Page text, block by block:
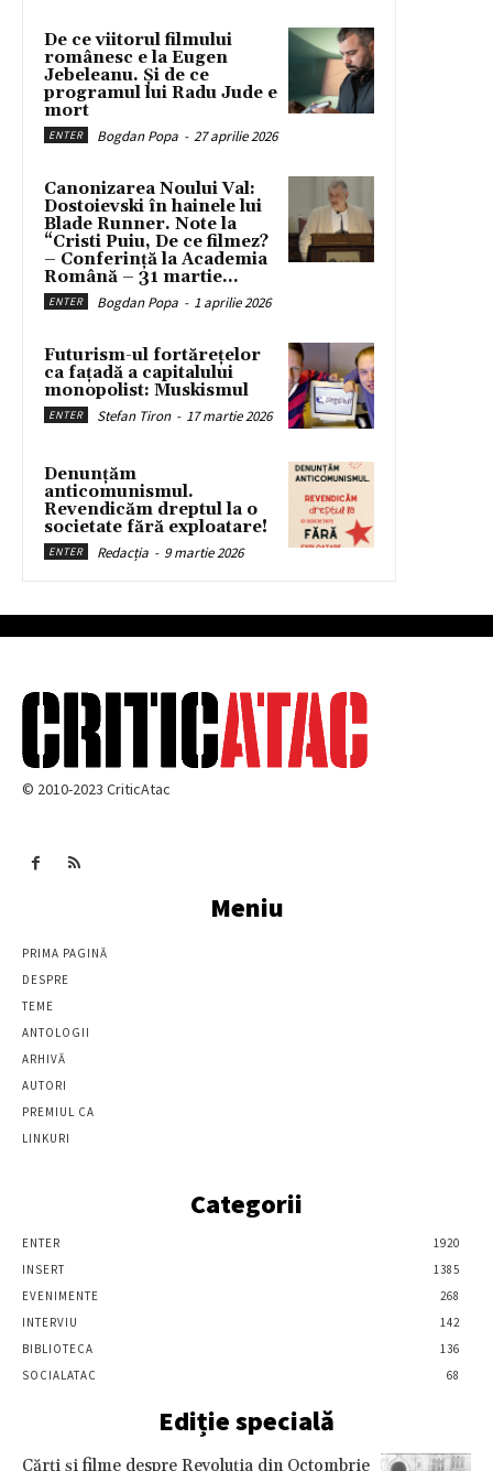
De ce viitorul filmului
românesc e la Eugen
Jebeleanu. Și de ce
programul lui Radu Jude e
mort
ENTER Bogdan Popa - 27 aprilie 2026
Canonizarea Noului Val:
Dostoievski în hainele lui
Blade Runner. Note la
“Cristi Puiu, De ce filmez?
– Conferință la Academia
Română – 31 martie...
ENTER Bogdan Popa - 1 aprilie 2026
Futurism-ul fortărețelor
ca fațadă a capitalului
monopolist: Muskismul
ENTER Stefan Tiron - 17 martie 2026
Denunțăm
anticomunismul.
Revendicăm dreptul la o
societate fără exploatare!
ENTER Redacția - 9 martie 2026
© 2010-2023 CriticAtac
Meniu
PRIMA PAGINĂ
DESPRE
TEME
ANTOLOGII
ARHIVĂ
AUTORI
PREMIUL CA
LINKURI
Categorii
ENTER
1920
INSERT
1385
EVENIMENTE
268
INTERVIU
142
BIBLIOTECA
136
SOCIALATAC
68
Ediție specială
Cărţi şi filme despre Revoluţia din Octombrie